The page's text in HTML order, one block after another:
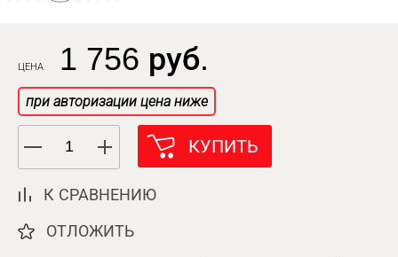
ЦЕНА 1 756 руб.
при авторизации цена ниже
КУПИТЬ
К СРАВНЕНИЮ
ОТЛОЖИТЬ